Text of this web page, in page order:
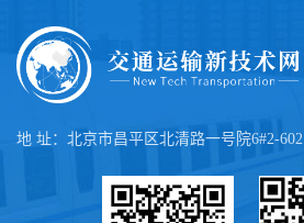
地 址：北京市昌平区北清路一号院6#2-602